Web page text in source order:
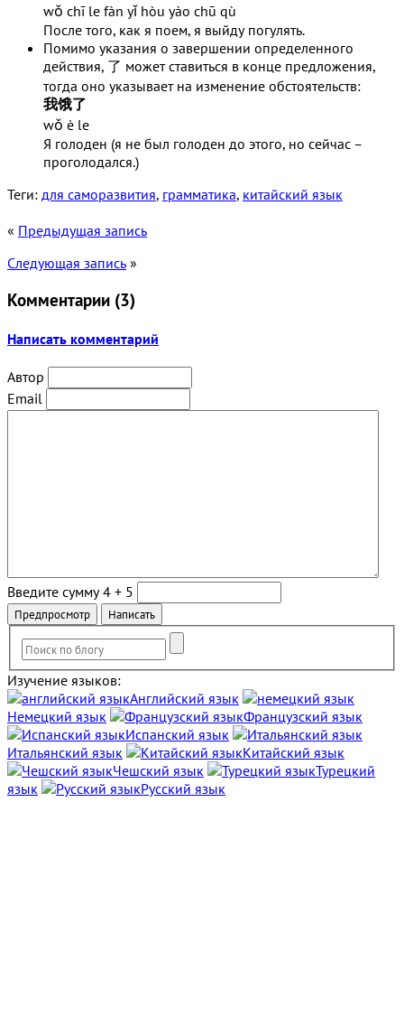
wǒ chī le fàn yǐ hòu yào chū qù
После того, как я поем, я выйду погулять.
Помимо указания о завершении определенного
действия, 了 может ставиться в конце предложения,
тогда оно указывает на изменение обстоятельств:
我饿了
wǒ è le
Я голоден (я не был голоден до этого, но сейчас –
проголодался.)
Теги: для саморазвития, грамматика, китайский язык
« Предыдущая запись
Следующая запись »
Комментарии (3)
Написать комментарий
Автор
Email
Введите сумму 4 + 5
Изучение языков:
Английский язык
Немецкий язык
Французский язык
Испанский язык
Итальянский язык
Китайский язык
Чешский язык
Турецкий
язык
Русский язык